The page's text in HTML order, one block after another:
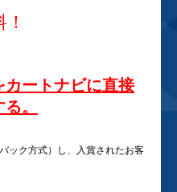
ートナビに直接
。
ック方式）し、入賞されたお客